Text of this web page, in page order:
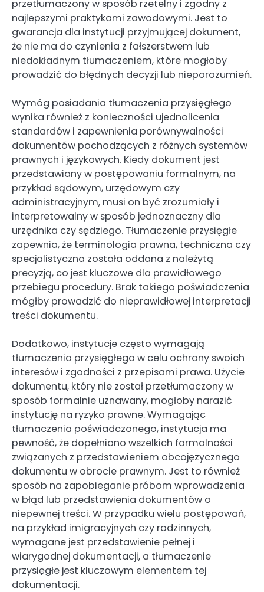
przetłumaczony w sposób rzetelny i zgodny z
najlepszymi praktykami zawodowymi. Jest to
gwarancja dla instytucji przyjmującej dokument,
że nie ma do czynienia z fałszerstwem lub
niedokładnym tłumaczeniem, które mogłoby
prowadzić do błędnych decyzji lub nieporozumień.
Wymóg posiadania tłumaczenia przysięgłego
wynika również z konieczności ujednolicenia
standardów i zapewnienia porównywalności
dokumentów pochodzących z różnych systemów
prawnych i językowych. Kiedy dokument jest
przedstawiany w postępowaniu formalnym, na
przykład sądowym, urzędowym czy
administracyjnym, musi on być zrozumiały i
interpretowalny w sposób jednoznaczny dla
urzędnika czy sędziego. Tłumaczenie przysięgłe
zapewnia, że terminologia prawna, techniczna czy
specjalistyczna została oddana z należytą
precyzją, co jest kluczowe dla prawidłowego
przebiegu procedury. Brak takiego poświadczenia
mógłby prowadzić do nieprawidłowej interpretacji
treści dokumentu.
Dodatkowo, instytucje często wymagają
tłumaczenia przysięgłego w celu ochrony swoich
interesów i zgodności z przepisami prawa. Użycie
dokumentu, który nie został przetłumaczony w
sposób formalnie uznawany, mogłoby narazić
instytucję na ryzyko prawne. Wymagając
tłumaczenia poświadczonego, instytucja ma
pewność, że dopełniono wszelkich formalności
związanych z przedstawieniem obcojęzycznego
dokumentu w obrocie prawnym. Jest to również
sposób na zapobieganie próbom wprowadzenia
w błąd lub przedstawienia dokumentów o
niepewnej treści. W przypadku wielu postępowań,
na przykład imigracyjnych czy rodzinnych,
wymagane jest przedstawienie pełnej i
wiarygodnej dokumentacji, a tłumaczenie
przysięgłe jest kluczowym elementem tej
dokumentacji.